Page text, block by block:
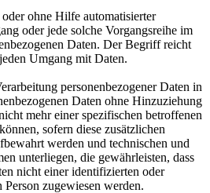
ohne Hilfe automatisierter
oder jede solche Vorgangsreihe im
Daten. Der Begriff reicht
Umgang mit Daten.
personenbezogener Daten in
Daten ohne Hinzuziehung
mehr einer spezifischen betroffenen
sofern diese zusätzlichen
werden und technischen und
unterliegen, die gewährleisten, dass
nicht einer identifizierten oder
zugewiesen werden.